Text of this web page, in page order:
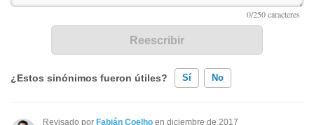
¿Estos sinónimos fueron útiles? Sí No
Existen sinónimos incorrectos
Revisado por Fabián Coelho en diciembre de 2017